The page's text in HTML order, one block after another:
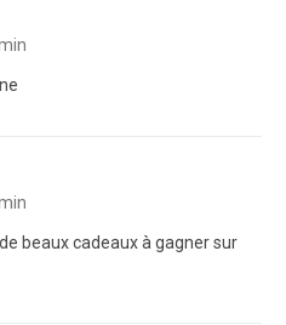
beaux cadeaux à gagner sur